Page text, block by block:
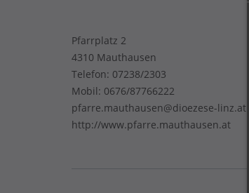
Pfarrplatz 2
4310 Mauthausen
Telefon: 07238/2303
Mobil: 0676/87766222
pfarre.mauthausen@dioezese-linz.at
http://www.pfarre.mauthausen.at